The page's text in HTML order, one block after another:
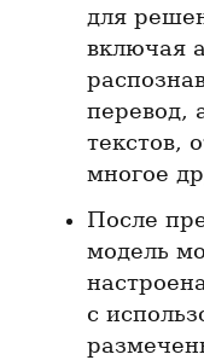
для
включая
перевод,
текстов,
многое
После
модель
с